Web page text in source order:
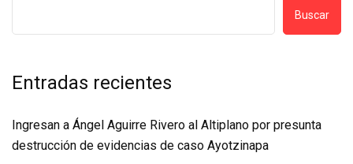
Buscar
Entradas recientes
Ingresan a Ángel Aguirre Rivero al Altiplano por presunta
destrucción de evidencias de caso Ayotzinapa